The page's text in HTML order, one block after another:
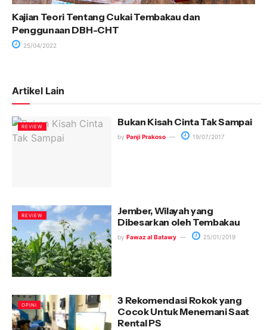
Kajian Teori Tentang Cukai Tembakau dan
Penggunaan DBH-CHT
25/04/2022
Artikel Lain
REVIEW Bukan Kisah Cinta Tak Sampai
by Panji Prakoso 19/07/2017
REVIEW
Jember, Wilayah yang
Dibesarkan oleh Tembakau
by Fawaz al Batawy 25/01/2019
OPINI
3 Rekomendasi Rokok yang
Cocok Untuk Menemani Saat
Rental PS